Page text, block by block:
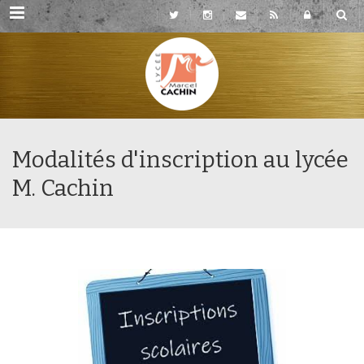
Rubriques
Modalités d'inscription au lycée
M. Cachin